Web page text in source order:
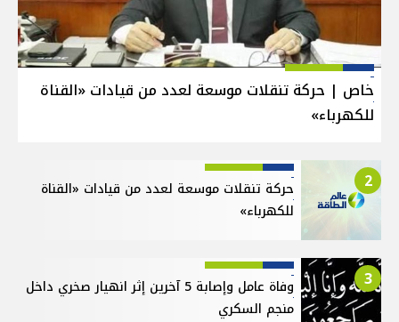
خاص | حركة تنقلات موسعة لعدد من قيادات «القناة
للكهرباء»
2
حركة تنقلات موسعة لعدد من قيادات «القناة
للكهرباء»
3
وفاة عامل وإصابة 5 آخرين إثر انهيار صخري داخل
منجم السكري